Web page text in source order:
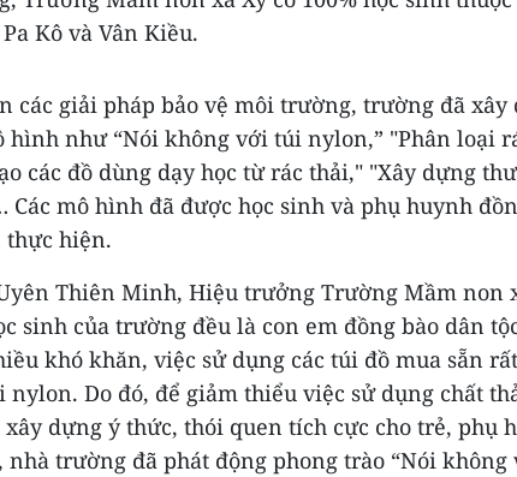
Kô và Vân Kiều.
các giải pháp bảo vệ môi trường, trường đã
hình như “Nói không với túi nylon,” "Phân loại
các đồ dùng dạy học từ rác thải," "Xây dựng
mô hình đã được học sinh và phụ huynh
hiện.
Thiên Minh, Hiệu trưởng Trường Mầm non
sinh của trường đều là con em đồng bào dân
khó khăn, việc sử dụng các túi đồ mua sẵn
nylon. Do đó, để giảm thiểu việc sử dụng chất
dựng ý thức, thói quen tích cực cho trẻ, phụ
trường đã phát động phong trào “Nói